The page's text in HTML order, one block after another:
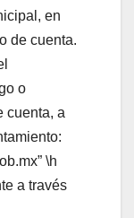
en
de cuenta.
o
cuenta, a
\h
a través